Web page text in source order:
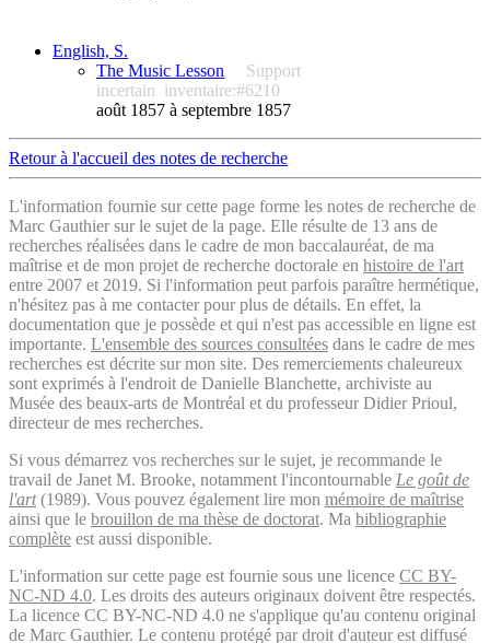
English, S.
The Music Lesson
Support
incertain inventaire:#6210
août 1857 à septembre 1857
Retour à l'accueil des notes de recherche
L'information fournie sur cette page forme les notes de recherche de
Marc Gauthier sur le sujet de la page. Elle résulte de 13 ans de
recherches réalisées dans le cadre de mon baccalauréat, de ma
maîtrise et de mon projet de recherche doctorale en histoire de l'art
entre 2007 et 2019. Si l'information peut parfois paraître hermétique,
n'hésitez pas à me contacter pour plus de détails. En effet, la
documentation que je possède et qui n'est pas accessible en ligne est
importante. L'ensemble des sources consultées dans le cadre de mes
recherches est décrite sur mon site. Des remerciements chaleureux
sont exprimés à l'endroit de Danielle Blanchette, archiviste au
Musée des beaux-arts de Montréal et du professeur Didier Prioul,
directeur de mes recherches.
Si vous démarrez vos recherches sur le sujet, je recommande le
travail de Janet M. Brooke, notamment l'incontournable Le goût de
l'art(1989). Vous pouvez également lire mon mémoire de maîtrise
ainsi que le brouillon de ma thèse de doctorat. Ma bibliographie
complète est aussi disponible.
L'information sur cette page est fournie sous une licence CC BY-
NC-ND 4.0. Les droits des auteurs originaux doivent être respectés.
La licence CC BY-NC-ND 4.0 ne s'applique qu'au contenu original
de Marc Gauthier. Le contenu protégé par droit d'auteur est diffusé